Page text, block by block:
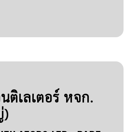
ติเลเตอร์ หจก.
)